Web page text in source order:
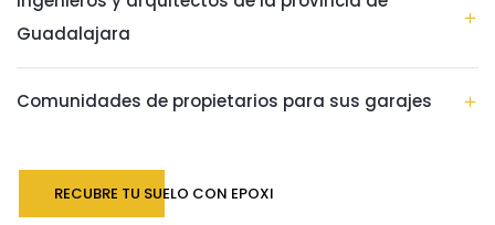
Guadalajara
Comunidades de propietarios para sus garajes
RECUBRE TU SUELO CON EPOXI